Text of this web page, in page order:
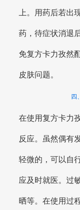
上。用药后若出
药，待症状消退
免复方卡力孜然
皮肤问题。
四
在使用复方卡力
反应。虽然偶有
轻微的，可以自
应及时就医。过
晒等。在使用过